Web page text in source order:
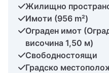
Жилищно
Имоти (956 m²)
Ограден имот
височина 1,50 м)
Свободностоящи
Градско